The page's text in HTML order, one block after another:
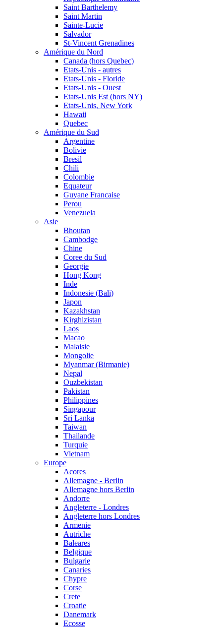
Saint Barthelemy
Saint Martin
Sainte-Lucie
Salvador
St-Vincent Grenadines
Amérique du Nord
Canada (hors Quebec)
Etats-Unis - autres
Etats-Unis - Floride
Etats-Unis - Ouest
Etats-Unis Est (hors NY)
Etats-Unis, New York
Hawaii
Quebec
Amérique du Sud
Argentine
Bolivie
Bresil
Chili
Colombie
Equateur
Guyane Francaise
Perou
Venezuela
Asie
Bhoutan
Cambodge
Chine
Coree du Sud
Georgie
Hong Kong
Inde
Indonesie (Bali)
Japon
Kazakhstan
Kirghizistan
Laos
Macao
Malaisie
Mongolie
Myanmar (Birmanie)
Nepal
Ouzbekistan
Pakistan
Philippines
Singapour
Sri Lanka
Taiwan
Thailande
Turquie
Vietnam
Europe
Acores
Allemagne - Berlin
Allemagne hors Berlin
Andorre
Angleterre - Londres
Angleterre hors Londres
Armenie
Autriche
Baleares
Belgique
Bulgarie
Canaries
Chypre
Corse
Crete
Croatie
Danemark
Ecosse